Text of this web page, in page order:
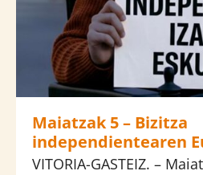
Maiatzak 5 – Bizitza
independientearen
VITORIA-GASTEIZ. –